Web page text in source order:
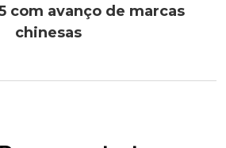
com avanço de marcas
chinesas